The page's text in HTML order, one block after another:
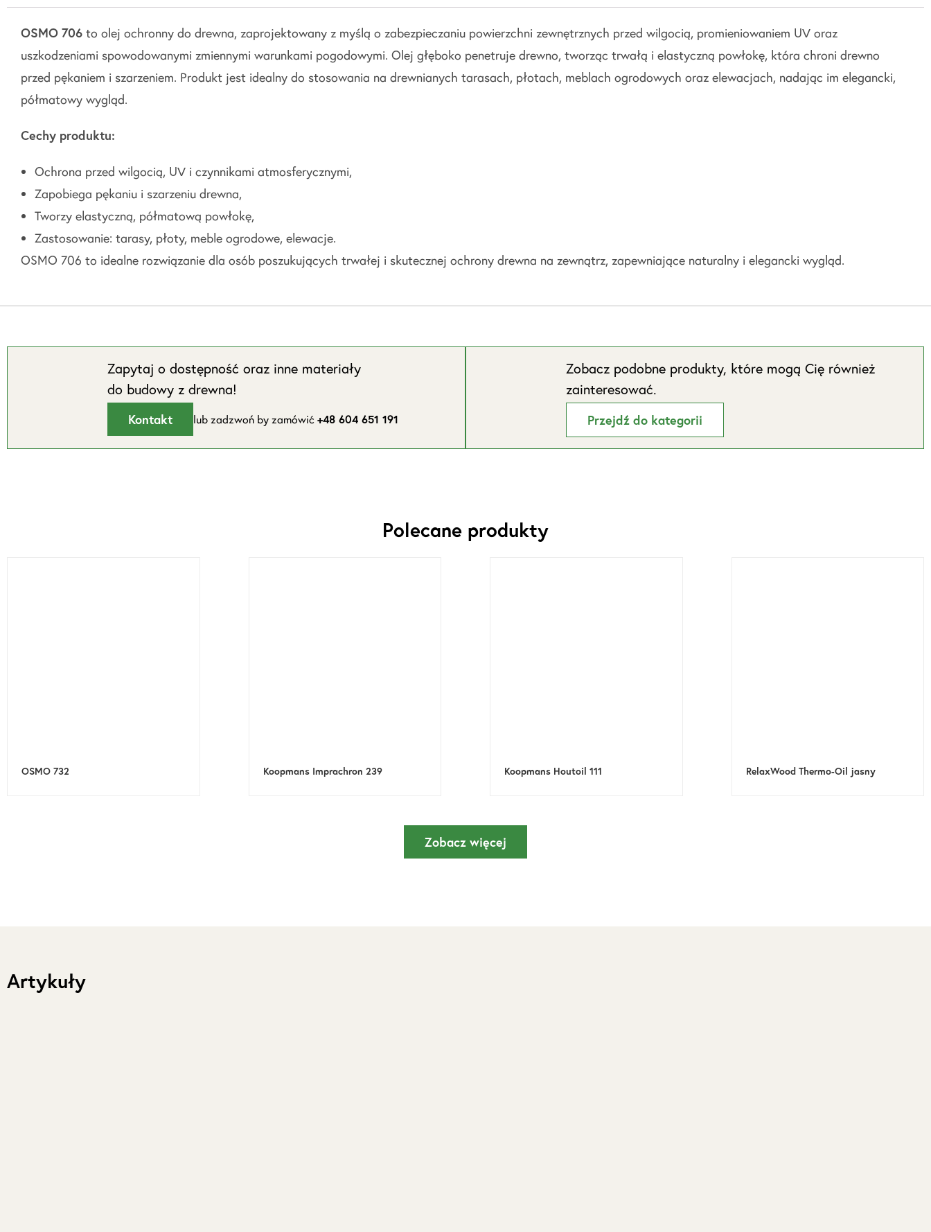
OSMO 706 to olej ochronny do drewna, zaprojektowany z myślą o zabezpieczaniu powierzchni zewnętrznych przed wilgocią, promieniowaniem UV oraz
uszkodzeniami spowodowanymi zmiennymi warunkami pogodowymi. Olej głęboko penetruje drewno, tworząc trwałą i elastyczną powłokę, która chroni drewno
przed pękaniem i szarzeniem. Produkt jest idealny do stosowania na drewnianych tarasach, płotach, meblach ogrodowych oraz elewacjach, nadając im elegancki,
półmatowy wygląd.
Cechy produktu:
Ochrona przed wilgocią, UV i czynnikami atmosferycznymi,
Zapobiega pękaniu i szarzeniu drewna,
Tworzy elastyczną, półmatową powłokę,
Zastosowanie: tarasy, płoty, meble ogrodowe, elewacje.
OSMO 706 to idealne rozwiązanie dla osób poszukujących trwałej i skutecznej ochrony drewna na zewnątrz, zapewniające naturalny i elegancki wygląd.
Zapytaj o dostępność oraz inne materiały
do budowy z drewna!
Kontakt lub zadzwoń by zamówić+48 604 651 191
Zobacz podobne produkty, które mogą Cię również
zainteresować.
Przejdź do kategorii
Polecane produkty
OSMO 732 Koopmans Imprachron 239 Koopmans Houtoil 111 RelaxWood Thermo-Oil jasny
Zobacz więcej
Artykuły